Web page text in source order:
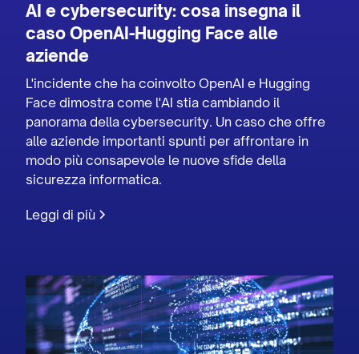
AI e cybersecurity: cosa insegna il
caso OpenAI-Hugging Face alle
aziende
L'incidente che ha coinvolto OpenAI e Hugging
Face dimostra come l'AI stia cambiando il
panorama della cybersecurity. Un caso che offre
alle aziende importanti spunti per affrontare in
modo più consapevole le nuove sfide della
sicurezza informatica.
Leggi di più